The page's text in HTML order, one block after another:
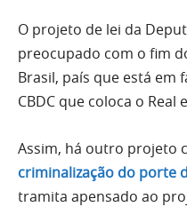
O projeto de lei da
preocupado com o fim
Brasil, país que está em
CBDC que coloca o
Assim, há outro projeto
criminalização do porte
tramita apensado ao